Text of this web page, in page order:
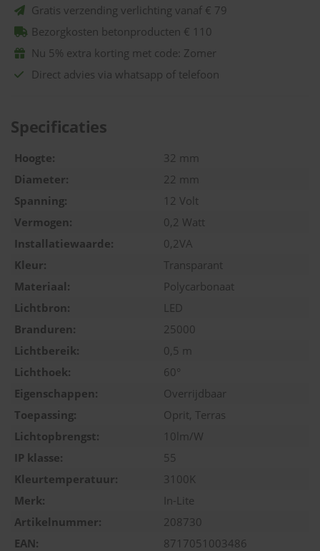
Gratis verzending verlichting vanaf € 79
Bezorgkosten betonproducten € 110
Nu 5% extra korting met code: Zomer
Direct advies via whatsapp of telefoon
Specificaties
Hoogte:
32 mm
Diameter:
22 mm
Spanning:
12 Volt
Vermogen:
0,2 Watt
Installatiewaarde:
0,2VA
Kleur:
Transparant
Materiaal:
Polycarbonaat
Lichtbron:
LED
Branduren:
25000
Lichtbereik:
0,5 m
Lichthoek:
60°
Eigenschappen:
Overrijdbaar
Toepassing:
Oprit, Terras
Lichtopbrengst:
10lm/W
IP klasse:
55
Kleurtemperatuur:
3100K
Merk:
In-Lite
Artikelnummer:
208730
EAN:
8717051003486